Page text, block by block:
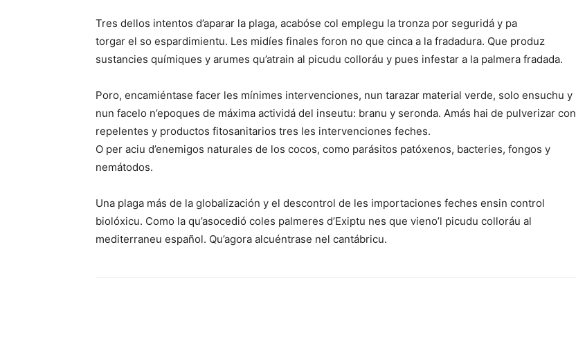
Tres dellos intentos d’aparar la plaga, acabóse col emplegu la tronza por seguridá y pa
torgar el so espardimientu. Les midíes finales foron no que cinca a la fradadura. Que produz
sustancies químiques y arumes qu’atrain al picudu colloráu y pues infestar a la palmera fradada.
Poro, encamiéntase facer les mínimes intervenciones, nun tarazar material verde, solo ensuchu y
nun facelo n’epoques de máxima actividá del inseutu: branu y seronda. Amás hai de pulverizar con
repelentes y productos fitosanitarios tres les intervenciones feches.
O per aciu d’enemigos naturales de los cocos, como parásitos patóxenos, bacteries, fongos y
nemátodos.
Una plaga más de la globalización y el descontrol de les importaciones feches ensin control
biolóxicu. Como la qu’asocedió coles palmeres d’Exiptu nes que vieno’l picudu colloráu al
mediterraneu español. Qu’agora alcuéntrase nel cantábricu.